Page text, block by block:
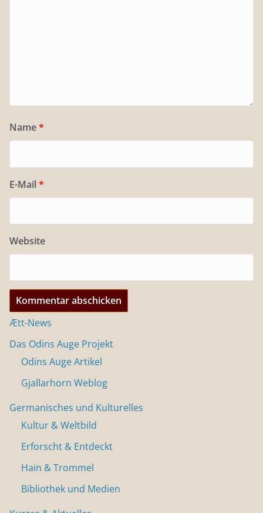
Name*
E-Mail *
Website
Ætt-News
Das Odins Auge Projekt
Odins Auge Artikel
Gjallarhorn Weblog
Germanisches und Kulturelles
Kultur & Weltbild
Erforscht & Entdeckt
Hain & Trommel
Bibliothek und Medien